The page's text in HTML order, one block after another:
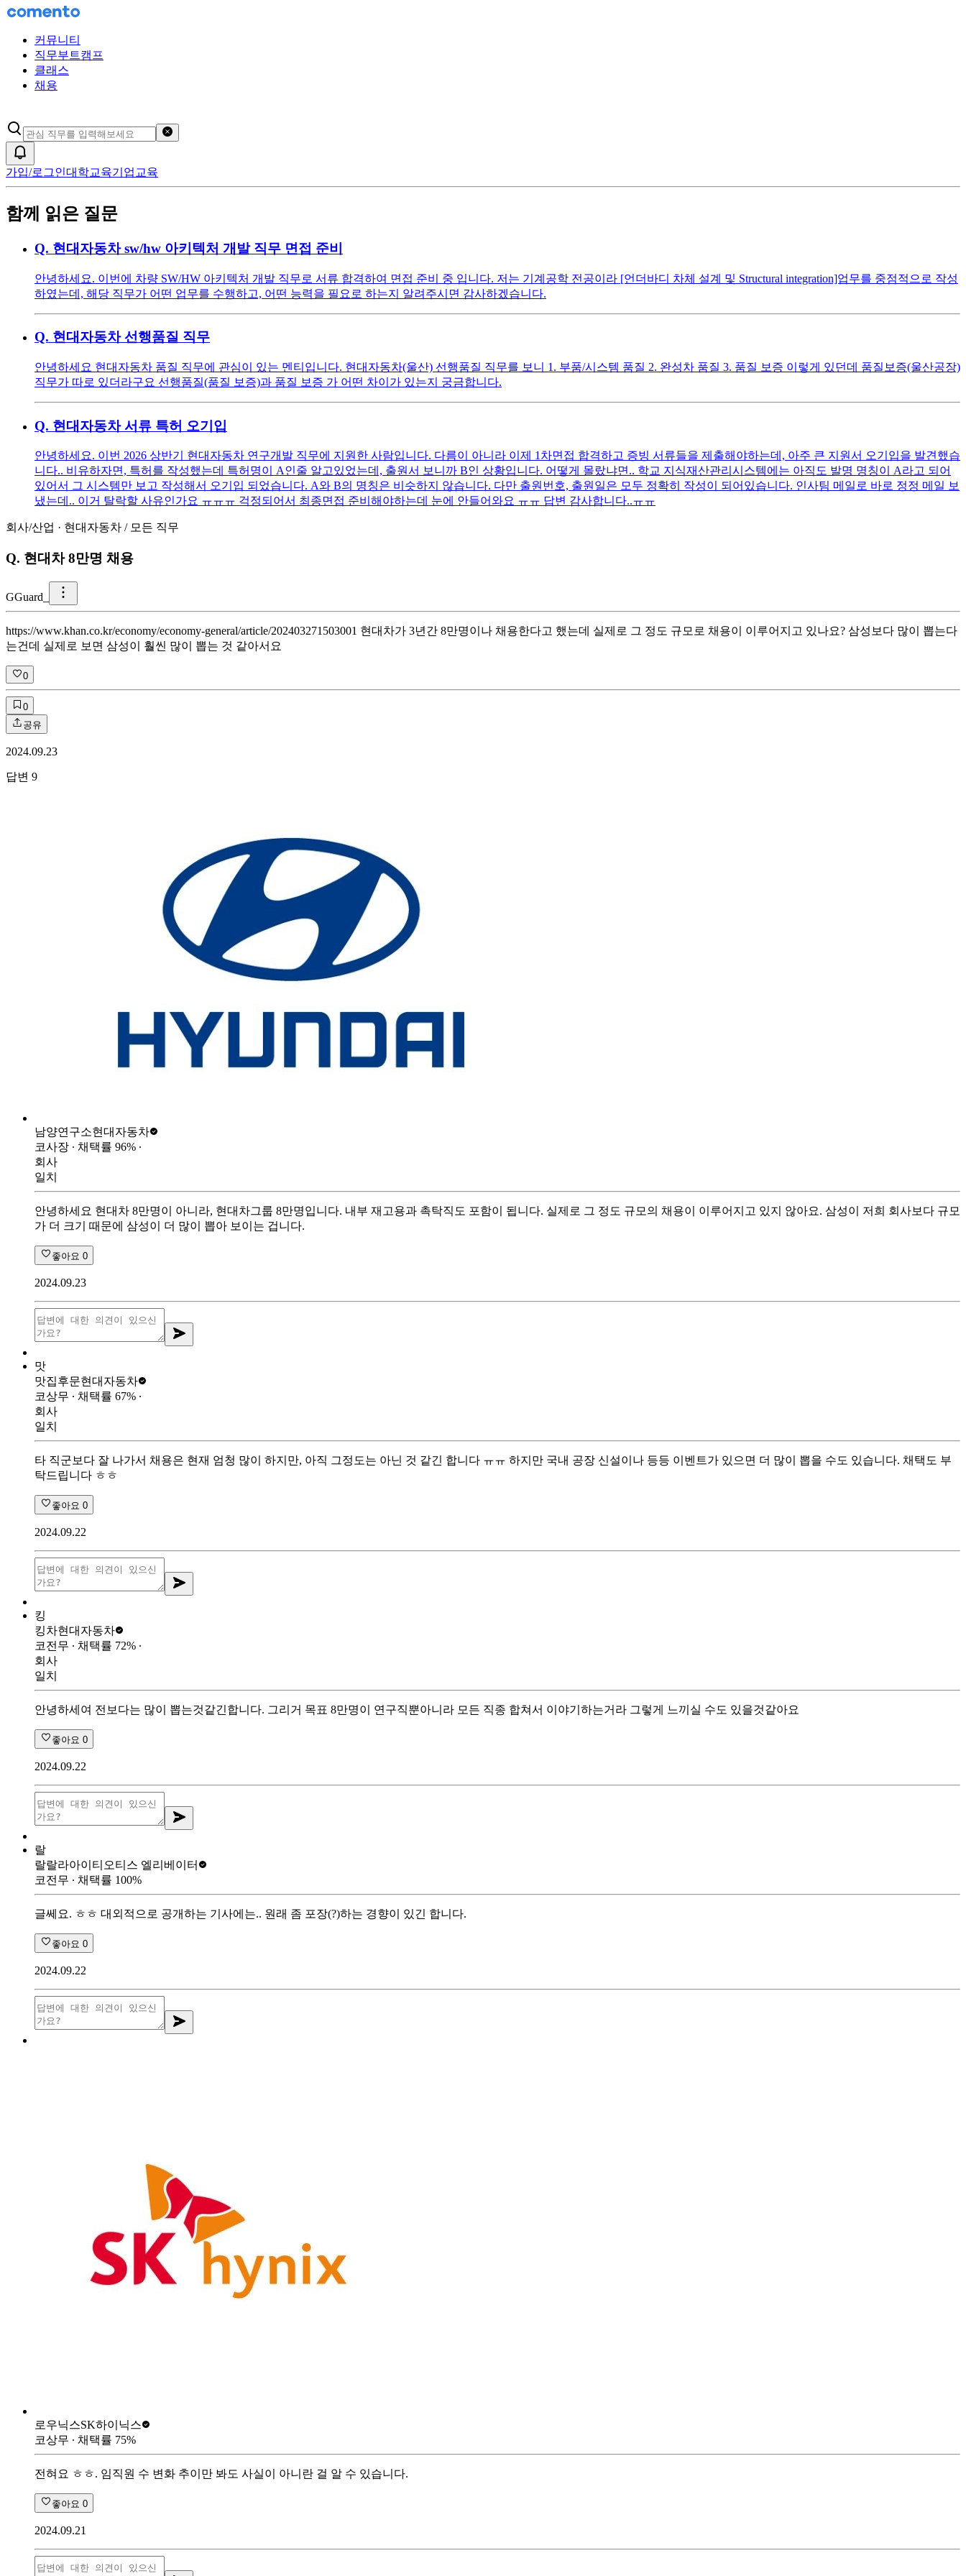
커뮤니티
직무부트캠프
클래스
채용
가입/로그인대학교육기업교육
함께 읽은 질문
Q. 현대자동차 sw/hw 아키텍처 개발 직무 면접 준비
안녕하세요. 이번에 차량 SW/HW 아키텍처 개발 직무로 서류 합격하여 면접 준비 중 입니다. 저는 기계공학 전공이라 [언더바디 차체 설계 및 Structural integration]업무를 중점적으로 작성
하였는데, 해당 직무가 어떤 업무를 수행하고, 어떤 능력을 필요로 하는지 알려주시면 감사하겠습니다.
Q. 현대자동차 선행품질 직무
안녕하세요 현대자동차 품질 직무에 관심이 있는 멘티입니다. 현대자동차(울산) 선행품질 직무를 보니 1. 부품/시스템 품질 2. 완성차 품질 3. 품질 보증 이렇게 있던데 품질보증(울산공장)
직무가 따로 있더라구요 선행품질(품질 보증)과 품질 보증 가 어떤 차이가 있는지 궁금합니다.
Q. 현대자동차 서류 특허 오기입
안녕하세요. 이번 2026 상반기 현대자동차 연구개발 직무에 지원한 사람입니다. 다름이 아니라 이제 1차면접 합격하고 증빙 서류들을 제출해야하는데, ‎‎아주 큰 지원서 오기입을 발견했습
니다.. 비유하자면, 특허를 작성했는데 특허명이 A인줄 알고있었는데, 출원서 보니까 B인 상황입니다. 어떻게 몰랐냐면.. 학교 지식재산관리시스템에는 아직도 발명 명칭이 A라고 되어
있어서 그 시스템만 보고 작성해서 오기입 되었습니다. A와 B의 명칭은 비슷하지 않습니다. 다만 출원번호, 출원일은 모두 정확히 작성이 되어있습니다. 인사팀 메일로 바로 정정 메일 보
냈는데.. 이거 탈락할 사유인가요 ㅠㅠㅠ 걱정되어서 최종면접 준비해야하는데 눈에 안들어와요 ㅠㅠ 답변 감사합니다..ㅠㅠ
회사/산업 · 현대자동차 / 모든 직무
Q. 현대차 8만명 채용
GGuard_
https://www.khan.co.kr/economy/economy-general/article/202403271503001 현대차가 3년간 8만명이나 채용한다고 했는데 실제로 그 정도 규모로 채용이 이루어지고 있나요? 삼성보다 많이 뽑는다
는건데 실제로 보면 삼성이 훨씬 많이 뽑는 것 같아서요
0
0
공유
2024.09.23
답변 9
남양연구소현대자동차
코사장 ∙ 채택률 96% ∙
회사
일치
안녕하세요 현대차 8만명이 아니라, 현대차그룹 8만명입니다. 내부 재고용과 촉탁직도 포함이 됩니다. 실제로 그 정도 규모의 채용이 이루어지고 있지 않아요. 삼성이 저희 회사보다 규모
가 더 크기 때문에 삼성이 더 많이 뽑아 보이는 겁니다.
좋아요 0
2024.09.23
맛
맛집후문현대자동차
코상무 ∙ 채택률 67% ∙
회사
일치
타 직군보다 잘 나가서 채용은 현재 엄청 많이 하지만, 아직 그정도는 아닌 것 같긴 합니다 ㅠㅠ 하지만 국내 공장 신설이나 등등 이벤트가 있으면 더 많이 뽑을 수도 있습니다. 채택도 부
탁드립니다 ㅎㅎ
좋아요 0
2024.09.22
킹
킹차현대자동차
코전무 ∙ 채택률 72% ∙
회사
일치
안녕하세여 전보다는 많이 뽑는것같긴합니다. 그리거 목표 8만명이 연구직뿐아니라 모든 직종 합쳐서 이야기하는거라 그렇게 느끼실 수도 있을것같아요
좋아요 0
2024.09.22
랄
랄랄라아이티 오티스 엘리베이터
코전무 ∙ 채택률 100%
글쎄요. ㅎㅎ 대외적으로 공개하는 기사에는.. 원래 좀 포장(?)하는 경향이 있긴 합니다.
좋아요 0
2024.09.22
로우닉스SK하이닉스
코상무 ∙ 채택률 75%
전혀요 ㅎㅎ. 임직원 수 변화 추이만 봐도 사실이 아니란 걸 알 수 있습니다.
좋아요 0
2024.09.21